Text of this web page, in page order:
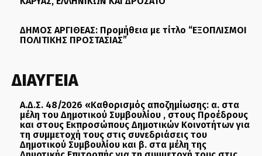
ΔΗΜΟΣ ΑΡΓΙΘΕΑΣ: Προμήθεια με τίτλο “ΕΞΟΠΛΙΣΜΟΙ
ΠΟΛΙΤΙΚΗΣ ΠΡΟΣΤΑΣΙΑΣ”
ΔΙΑΥΓΕΙΑ
Α.Δ.Σ. 48/2026 «Καθορισμός αποζημίωσης: α. στα
μέλη του Δημοτικού Συμβουλίου , στους Προέδρους
και στους Εκπροσώπους Δημοτικών Κοινοτήτων για
τη συμμετοχή τους στις συνεδριάσεις του
Δημοτικού Συμβουλίου και β. στα μέλη της